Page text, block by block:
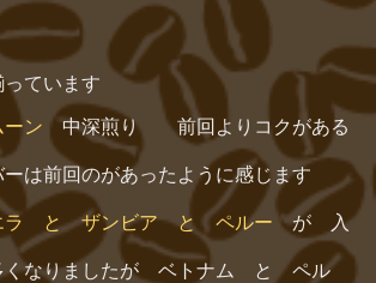
ています
ーン 中深煎り 前回よりコクがある
は前回のがあったように感じます
ラ と ザンビア と ペルーが 入
くなりましたが ベトナム と ペル